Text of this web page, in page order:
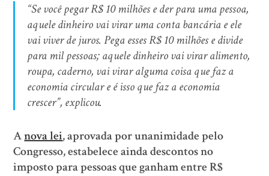
“Se você pegar R$ 10 milhões e der para uma pessoa,
aquele dinheiro vai virar uma conta bancária e ele
vai viver de juros. Pega esses R$ 10 milhões e divide
para mil pessoas; aquele dinheiro vai virar alimento,
roupa, caderno, vai virar alguma coisa que faz a
economia circular e é isso que faz a economia
crescer”, explicou.
Anova lei, aprovada por unanimidade pelo
Congresso, estabelece ainda descontos no
imposto para pessoas que ganham entre R$